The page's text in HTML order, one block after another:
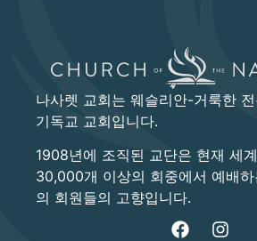
나사렛 교회는 웨슬리안-거룩한
기독교 교회입니다.
1908년에 조직된 교단은 현재 세
30,000개 이상의 회중에서 예배
의 회원들의 고향입니다.